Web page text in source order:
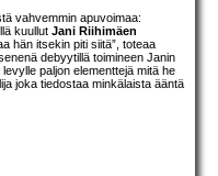
vahvemmin apuvoimaa:
kuullut Jani Riihimäen
hän itsekin piti siitä”, toteaa
debyytillä toimineen Janin
paljon elementtejä mitä he
joka tiedostaa minkälaista ääntä